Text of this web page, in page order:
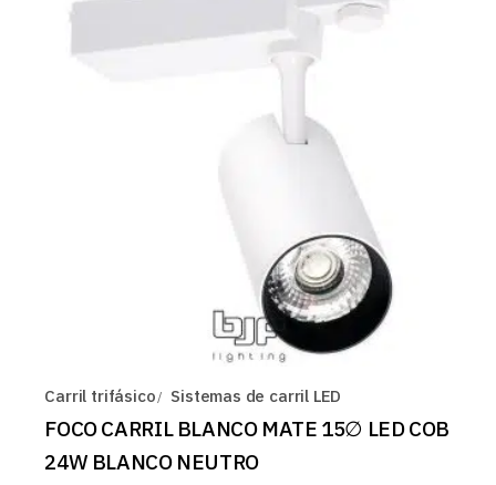
Carril trifásico Sistemas de carril LED
FOCO CARRIL BLANCO MATE 15∅ LED COB
24W BLANCO NEUTRO